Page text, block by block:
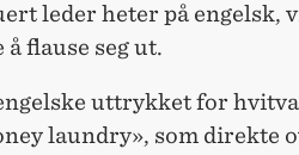
leder heter på engelsk,
flause seg ut.
uttrykket for
laundry», som direkte